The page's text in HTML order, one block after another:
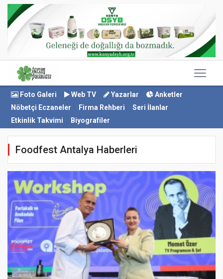
Foto Galeri Web TV Yazarlar
Anketler
Nöbetçi Eczaneler
Firma Rehberi
Seri İlanlar
Etkinlik Takvimi
Biyografiler
Foodfest Antalya Haberleri